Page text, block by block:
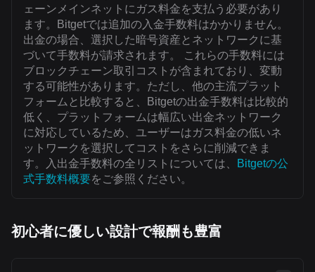
ェーンメインネットにガス料金を支払う必要があり
ます。Bitgetでは追加の入金手数料はかかりません。
出金の場合、選択した暗号資産とネットワークに基
づいて手数料が請求されます。 これらの手数料には
ブロックチェーン取引コストが含まれており、変動
する可能性があります。ただし、他の主流プラット
フォームと比較すると、Bitgetの出金手数料は比較的
低く、プラットフォームは幅広い出金ネットワーク
に対応しているため、ユーザーはガス料金の低いネ
ットワークを選択してコストをさらに削減できま
す。入出金手数料の全リストについては、
Bitgetの公
式手数料概要をご参照ください。
初心者に優しい設計で報酬も豊富